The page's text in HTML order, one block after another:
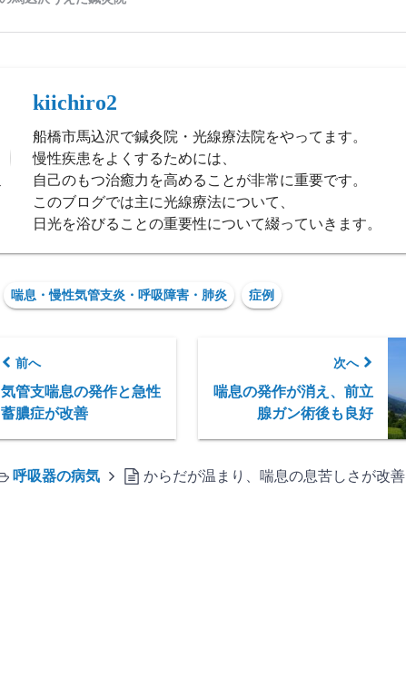
kiichiro2
船橋市馬込沢で鍼灸院・光線療法院をやってます。
慢性疾患をよくするためには、
自己のもつ治癒力を高めることが非常に重要です。
このブログでは主に光線療法について、
日光を浴びることの重要性について綴っていきます。
喘息・慢性気管支炎・呼吸障害・肺炎 症例
前へ
気管支喘息の発作と急性
蓄膿症が改善
次へ
喘息の発作が消え、前立
腺ガン術後も良好
呼吸器の病気 からだが温まり、喘息の息苦しさが改善